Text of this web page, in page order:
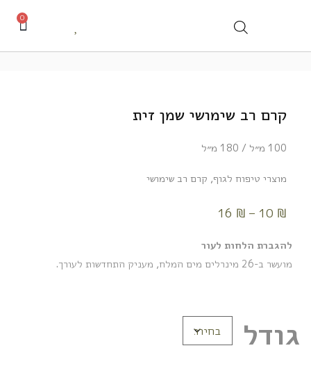
0
קרם רב שימושי שמן זית
100 מ״ל / 180 מ״ל
מוצרי טיפוח לגוף, קרם רב שימושי
10 ₪
–
16 ₪
להגברת הלחות לעור
מועשר ב-26 מינרלים מים המלח, מעניק התחדשות לעורך.
גודל